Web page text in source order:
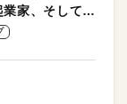
家、そして教
】